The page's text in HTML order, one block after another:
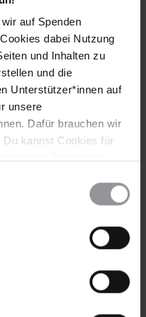
auf Spenden
dabei Nutzung
und Inhalten zu
und die
Unterstützer*innen auf
unsere
Dafür brauchen wir
kannst Cookies für
Du über den Link
gegen Gilda Silvestrucci
umfassend und
Ermittlungsergebnisse
vor Gericht
mit Gilda
für sie und